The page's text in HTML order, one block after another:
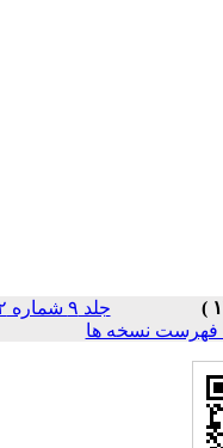
جلد ۹ شماره ۲
نسخه ها